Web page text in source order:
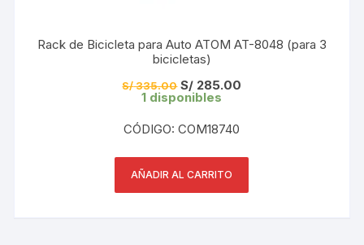
Rack de Bicicleta para Auto ATOM AT-8048 (para 3
bicicletas)
S/335.00 El
precio
S/ 335.00.
S/ 285.00
1 disponibles
CÓDIGO: COM18740
AÑADIR AL CARRITO